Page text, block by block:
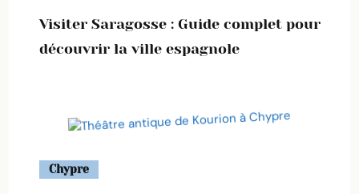
Visiter Saragosse : Guide complet pour
découvrir la ville espagnole
Chypre